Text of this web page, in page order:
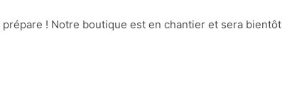
prépare ! Notre boutique est en chantier et sera